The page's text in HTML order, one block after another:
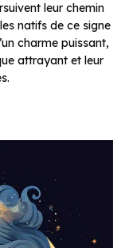
leur chemin
natifs de ce signe
charme puissant,
attrayant et leur